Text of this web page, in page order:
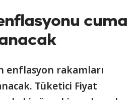
cuma
enflasyon rakamları
Tüketici Fiyat